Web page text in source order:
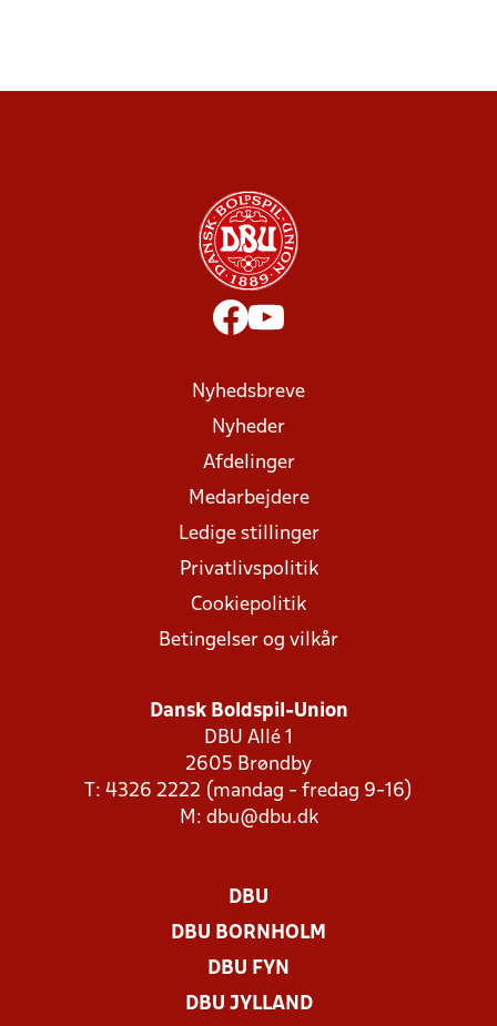
Nyhedsbreve
Nyheder
Afdelinger
Medarbejdere
Ledige stillinger
Privatlivspolitik
Cookiepolitik
Betingelser og vilkår
Dansk Boldspil-Union
DBU Allé 1
2605 Brøndby
T: 4326 2222 (mandag - fredag 9-16)
M: dbu@dbu.dk
DBU
DBU BORNHOLM
DBU FYN
DBU JYLLAND